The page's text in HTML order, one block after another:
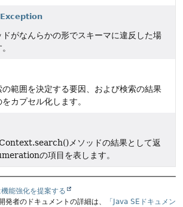
ドがなんらかの形でスキーマに違反した場
の範囲を決定する要因、および検索の結果
カプセル化します。
メソッドの結果として返
の項目を表します。
能強化を提案する
発者のドキュメントの詳細は、
「Java SEドキュメン